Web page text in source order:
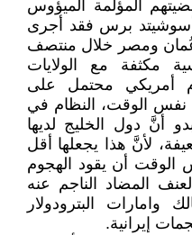
المؤلمة الميؤوس
برس فقد أجرى
ومصر خلال منتصف
مكثفة مع الولايات
أمريكي محتمل على
نفس الوقت، النظام في
أنَّ دول الخليج لديها
لأنَّ هذا يجعلها أقل
أن يقود الهجوم
المضاد الناجم عنه
البترودولار
إيرانية.